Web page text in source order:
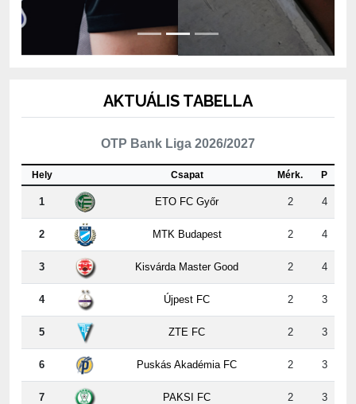
OTP Bank Liga 2026/2027
Csapat
1 ETO FC Győr 2 4
2 MTK Budapest 2 4
3 Kisvárda Master Good 2 4
4 Újpest FC 2 3
5 ZTE FC 2 3
6 Puskás Akadémia FC 2 3
7 PAKSI FC 2 3
8 Nyíregyháza 2 3